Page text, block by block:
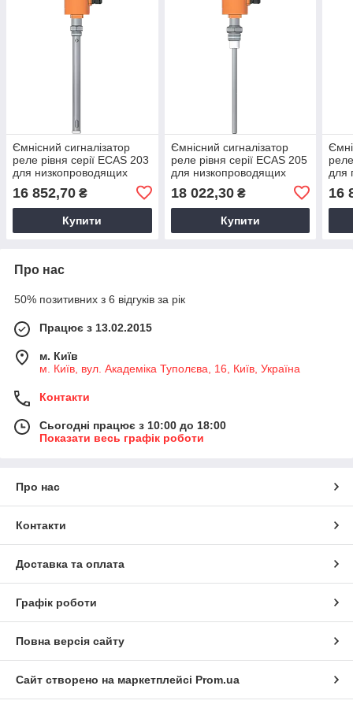
Ємнісний сигналізатор
реле рівня серії ECAS 203
для низкопроводящих
16 852,70 ₴
Купити
Ємнісний сигналізатор
реле рівня серії ECAS 205
для низкопроводящих
18 022,30₴
Купити
для
16
Про нас
50% позитивних з 6 відгуків за рік
Працює з 13.02.2015
м. Київ
м. Київ, вул. Академіка Туполєва, 16, Київ, Україна
Контакти
Сьогодні працює з 10:00 до 18:00
Показати весь графік роботи
Про нас
Контакти
Доставка та оплата
Графік роботи
Повна версія сайту
Сайт створено на маркетплейсі Prom.ua